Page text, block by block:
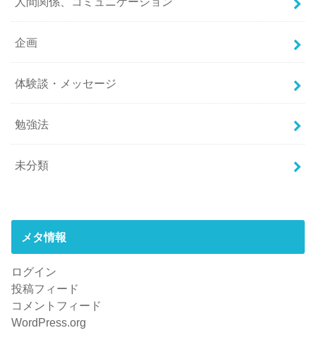
企画
体験談・メッセージ
勉強法
未分類
メタ情報
ログイン
投稿フィード
コメントフィード
WordPress.org